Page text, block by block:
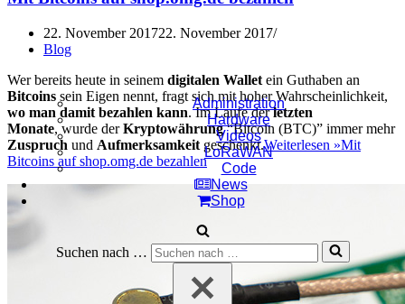
Administration
Hardware
Videos
LoRaWAN
Code
News
Shop
Suchen nach …
22. November 201722. November 2017
Blog
Wer bereits heute in seinem digitalen Wallet ein Guthaben an
Bitcoins sein Eigen nennt, fragt sich mit hoher Wahrscheinlichkeit,
wo man damit bezahlen kann. Im Laufe derletzten
Monate, wurde derKryptowährung“Bitcoin (BTC)” immer mehr
Zuspruch und Aufmerksamkeit geschenkt.Weiterlesen »Mit
Bitcoins auf shop.omg.de bezahlen